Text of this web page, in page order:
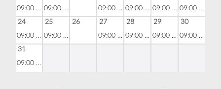
09:00 - 19:00
09:00 - 19:00
09:00 - 19:00
09:00 - 19:00
09:00 - 19:00
09:00 - 19:00
24
09:00 - 19:00
25
09:00 - 19:00
26
27
09:00 - 19:00
28
09:00 - 19:00
29
09:00 - 19:00
30
09:00 - 19:00
31
09:00 - 19:00